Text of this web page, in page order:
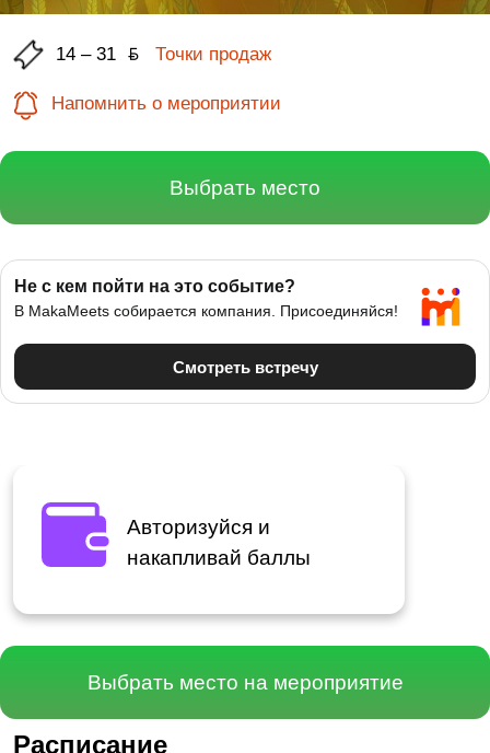
14 – 31 ƃ Точки продаж
Напомнить о мероприятии
Выбрать место
Авторизуйся и
накапливай баллы
Выбрать место на мероприятие
Расписание